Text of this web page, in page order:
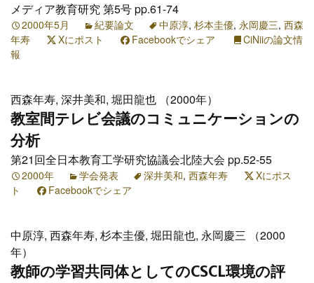
メディア教育研究 第5号 pp.61-74
2000年5月 紀要論文 中原淳, 杉本圭優, 永岡慶三, 西森
年寿
Xにポスト Facebookでシェア
CiNiiの論文情
報
西森年寿, 深井美和, 堀田龍也 （2000年）
教室間テレビ会議のコミュニケーションの
分析
第21回全日本教育工学研究協議会北陸大会 pp.52-55
2000年 学会発表 深井美和, 西森年寿
Xにポス
ト
Facebookでシェア
中原淳, 西森年寿, 杉本圭優, 堀田龍也, 永岡慶三 （2000
年）
教師の学習共同体としてのCSCL環境の評